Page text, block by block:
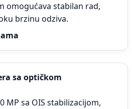
omogućava stabilan rad,
brzinu odziva.
sa optičkom
MP sa OIS stabilizacijom,